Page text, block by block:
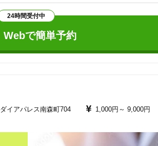
24時間受付中
Webで簡単予約
イアパレス南森町704 1,000円～ 9,000円